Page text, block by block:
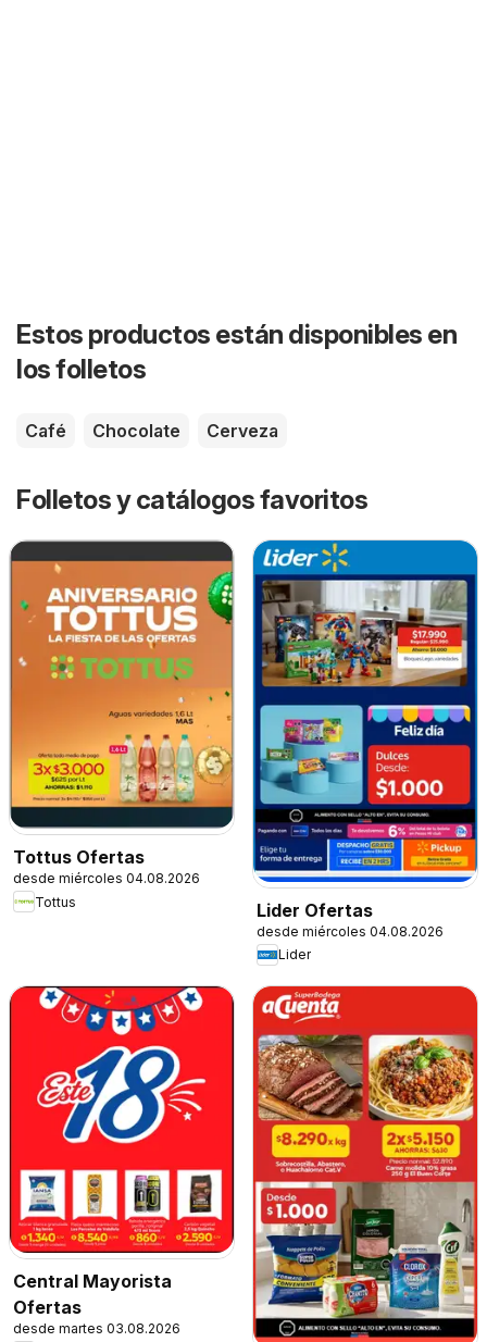
Estos productos están disponibles en
los folletos
Café Chocolate Cerveza
Folletos y catálogos favoritos
Tottus Ofertas
desde miércoles 04.08.2026
Tottus
Lider Ofertas
desde miércoles 04.08.2026
Lider
Central Mayorista
Ofertas
desde martes 03.08.2026